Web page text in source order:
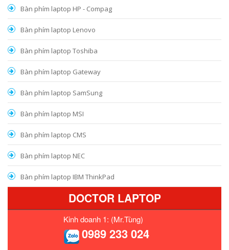
Bàn phím laptop HP - Compag
Bàn phím laptop Lenovo
Bàn phím laptop Toshiba
Bàn phím laptop Gateway
Bàn phím laptop SamSung
Bàn phím laptop MSI
Bàn phím laptop CMS
Bàn phím laptop NEC
Bàn phím laptop IBM ThinkPad
DOCTOR LAPTOP
Kinh doanh 1: (Mr.Tùng)
0989 233 024